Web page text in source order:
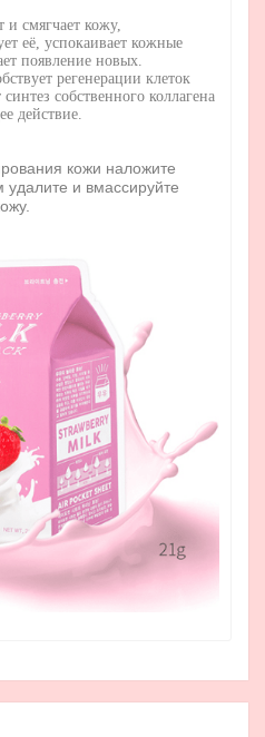
и смягчает кожу,
её, успокаивает кожные
появление новых.
регенерации клеток
собственного коллагена
действие.
кожи наложите
и вмассируйте